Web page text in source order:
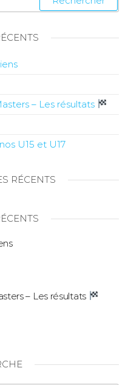
– Les résultats
U15 et U17
RÉCENTS
– Les résultats